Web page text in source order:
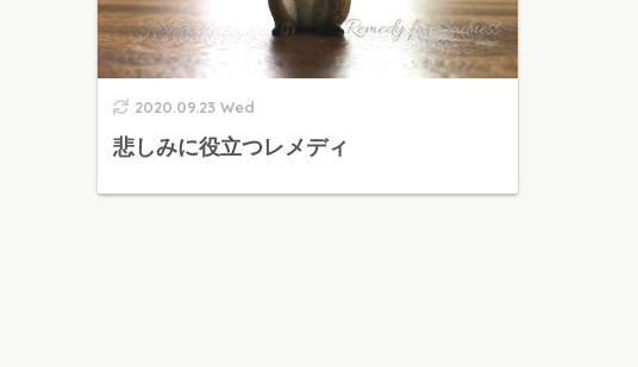
2020.09.23 Wed
悲しみに役立つレメディ